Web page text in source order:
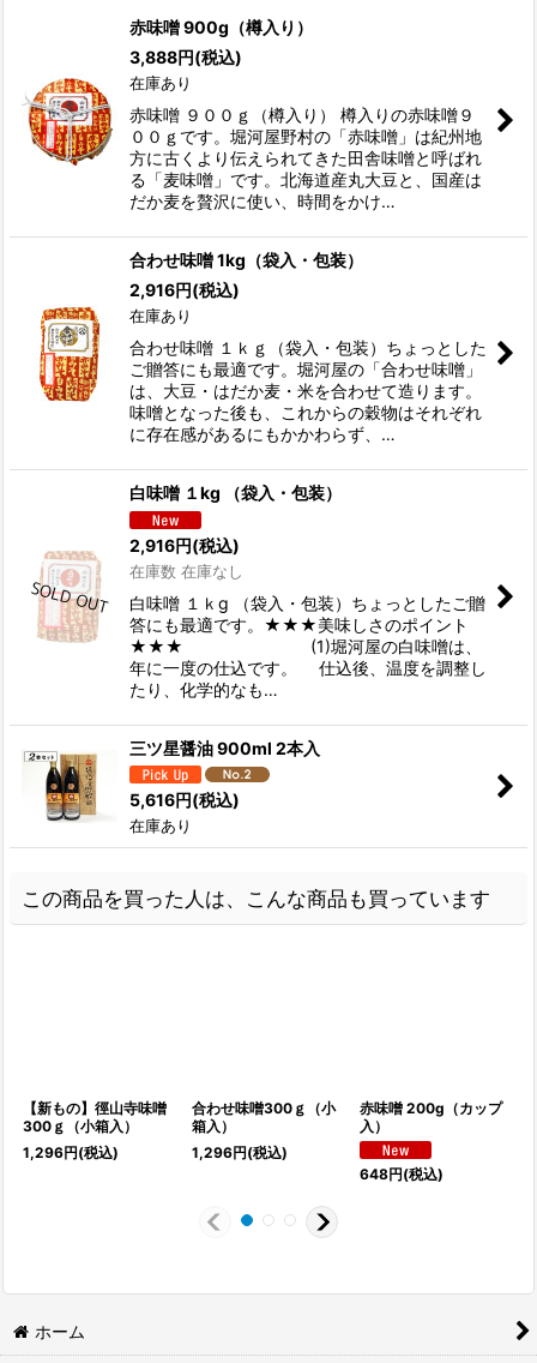
赤味噌 900g（樽入り）
3,888円(税込)
在庫あり
赤味噌 ９００ｇ（樽入り） 樽入りの赤味噌９
００ｇです。堀河屋野村の「赤味噌」は紀州地
方に古くより伝えられてきた田舎味噌と呼ばれ
る「麦味噌」です。北海道産丸大豆と、国産は
だか麦を贅沢に使い、時間をかけ…
合わせ味噌 1kg（袋入・包装）
2,916円(税込)
在庫あり
合わせ味噌 １ｋｇ（袋入・包装）ちょっとした
ご贈答にも最適です。堀河屋の「合わせ味噌」
は、大豆・はだか麦・米を合わせて造ります。
味噌となった後も、これからの穀物はそれぞれ
に存在感があるにもかかわらず、…
白味噌 １kg （袋入・包装）
2,916円(税込)
在庫数 在庫なし
白味噌 １ｋg （袋入・包装）ちょっとしたご贈
答にも最適です。★★★美味しさのポイント
★★★ (1)堀河屋の白味噌は、
年に一度の仕込です。 仕込後、温度を調整し
たり、化学的なも…
三ツ星醤油 900ml 2本入
5,616円(税込)
在庫あり
この商品を買った人は、こんな商品も買っています
【新もの】徑山寺味噌
300ｇ（小箱入）
1,296円(税込)
合わせ味噌300ｇ（小
箱入）
1,296円(税込)
赤味噌 200g（カップ
入）
648円(税込)
ホーム